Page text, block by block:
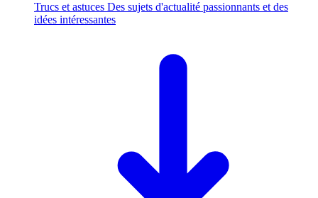
Trucs et astuces Des sujets d'actualité passionnants et des
idées intéressantes